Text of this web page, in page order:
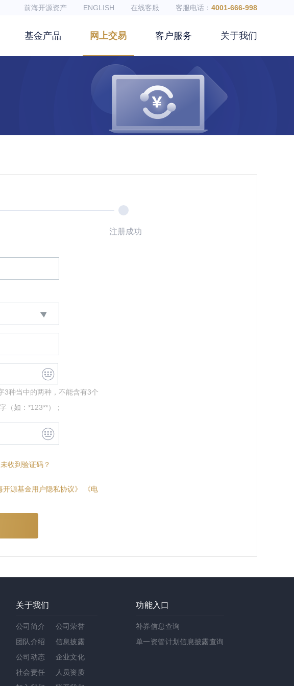
前海开源资产 ENGLISH 在线客服 客服电话： 4001-666-998
基金产品 网上交易 客户服务 关于我们
注册成功
3种当中的两种，不能含有3个
（如：*123**）；
未收到验证码？
开源基金用户隐私协议》
《电
关于我们
公司简介
公司荣誉
团队介绍
信息披露
公司动态
企业文化
社会责任
人员资质
功能入口
补券信息查询
单一资管计划信息披露查询